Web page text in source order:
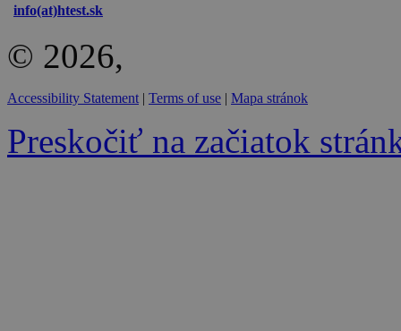
info(at)htest.sk
© 2026,
Accessibility Statement | Terms of use | Mapa stránok
Preskočiť na začiatok